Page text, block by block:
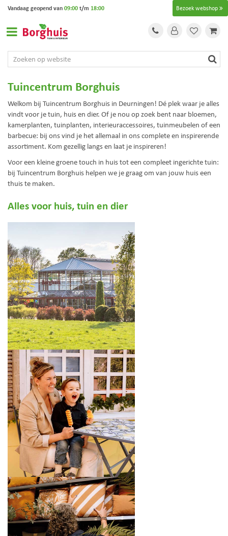
Bezoek webshop
Vandaag geopend van09:00t/m 18:00
Tuincentrum Borghuis
Welkom bij Tuincentrum Borghuis in Deurningen! Dé plek waar je alles
vindt voor je tuin, huis en dier. Of je nou op zoek bent naar bloemen,
kamerplanten, tuinplanten, interieuraccessoires, tuinmeubelen of een
barbecue: bij ons vind je het allemaal in ons complete en inspirerende
assortiment. Kom gezellig langs en laat je inspireren!
Voor een kleine groene touch in huis tot een compleet ingerichte tuin:
bij Tuincentrum Borghuis helpen we je graag om van jouw huis een
thuis te maken.
Alles voor huis, tuin en dier